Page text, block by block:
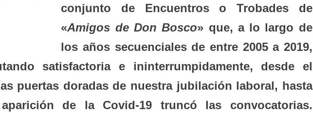
conjunto de Encuentros o Trobades de
«Amigos de Don Bosco» que, a lo largo de
los años secuenciales de entre 2005 a 2019,
satisfactoria e ininterrumpidamente, desde el
puertas doradas de nuestra jubilación laboral, hasta
de la Covid-19 truncó las convocatorias.